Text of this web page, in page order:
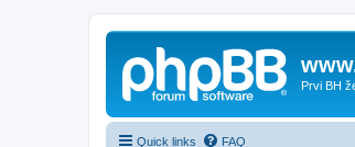
Prvi BH
Quick links FAQ